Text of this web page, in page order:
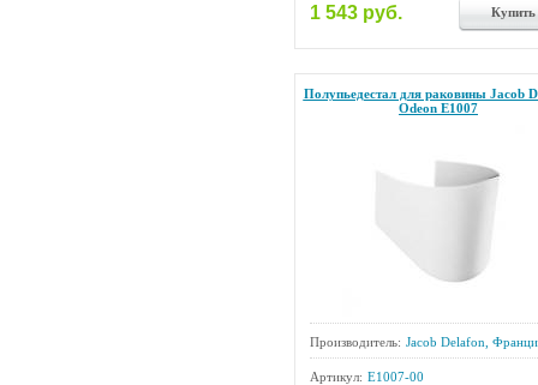
1 543 руб. Купить
Полупьедестал для раковины Jacob
Odeon E1007
Производитель: Jacob Delafon,
Артикул: E1007-00